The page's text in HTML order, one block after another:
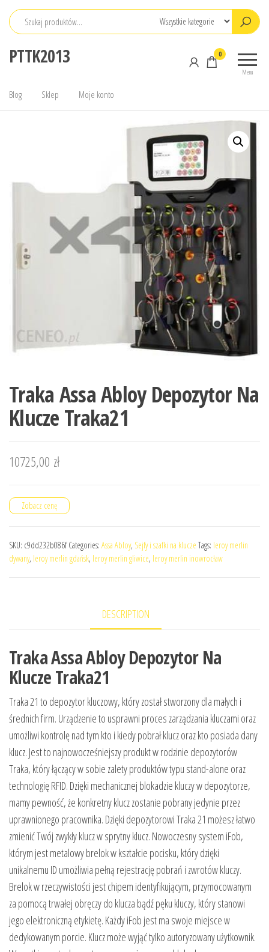
Przejdź
PTTK2013
Menu
0
Blog Sklep Moje konto
Traka Assa Abloy Depozytor Na
Klucze Traka21
10725,00 zł
Zobacz cenę
SKU: c9dd232b086f Categories: Assa Abloy, Sejfy i szafki na klucze Tags: leroy merlin
dywany, leroy merlin gdańsk, leroy merlin gliwice, leroy merlin inowrocław
DESCRIPTION
Traka Assa Abloy Depozytor Na
Klucze Traka21
Traka 21 to depozytor kluczowy, który został stworzony dla małych i
średnich firm. Urządzenie to usprawni proces zarządzania kluczami oraz
umożliwi kontrolę nad tym kto i kiedy pobrał klucz oraz kto posiada dany
klucz. Jest to najnowocześniejszy produkt w rodzinie depozytorów
Traka, który łączący w sobie zalety produktów typu stand-alone oraz
technologię RFID. Dzięki mechanicznej blokadzie kluczy w depozytorze,
mamy pewność, że konkretny klucz zostanie pobrany jedynie przez
uprawnionego pracownika. Dzięki depozytorowi Traka 21 możesz łatwo
zmienić Twój zwykły klucz w sprytny klucz. Nowoczesny system iFob,
którym jest metalowy brelok w kształcie pocisku, który dzięki
unikalnemu ID umożliwia pełną rejestrację pobrań i zwrotów kluczy.
Brelok w rzeczywistości jest chipem identyfikującym, przymocowanym
za pomocą trwałej obręczy do klucza bądź pęku kluczy, który stanowi
jego elektroniczną etykietę. Każdy iFob jest ma swoje miejsce w
dedykowanym porcie. Klucz może wyjąć tylko autoryzowany użytkownik.